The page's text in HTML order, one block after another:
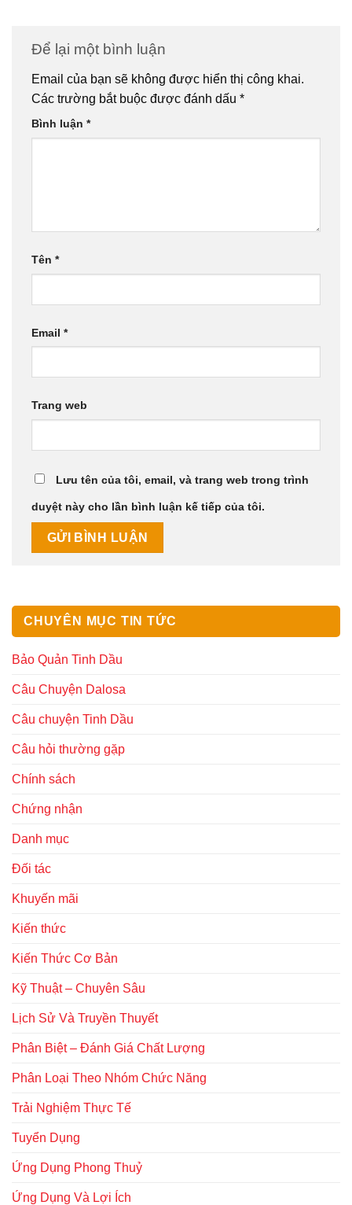
Để lại một bình luận
Email của bạn sẽ không được hiển thị công khai.
Các trường bắt buộc được đánh dấu *
Bình luận *
Tên *
Email *
Trang web
Lưu tên của tôi, email, và trang web trong trình
duyệt này cho lần bình luận kế tiếp của tôi.
CHUYÊN MỤC TIN TỨC
Bảo Quản Tinh Dầu
Câu Chuyện Dalosa
Câu chuyện Tinh Dầu
Câu hỏi thường gặp
Chính sách
Chứng nhận
Danh mục
Đối tác
Khuyến mãi
Kiến thức
Kiến Thức Cơ Bản
Kỹ Thuật – Chuyên Sâu
Lịch Sử Và Truyền Thuyết
Phân Biệt – Đánh Giá Chất Lượng
Phân Loại Theo Nhóm Chức Năng
Trải Nghiệm Thực Tế
Tuyển Dụng
Ứng Dụng Phong Thuỷ
Ứng Dụng Và Lợi Ích